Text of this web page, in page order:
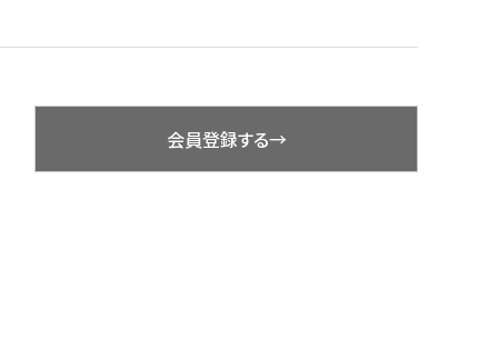
会員登録する→